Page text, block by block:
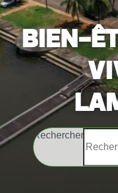
BIEN-
Rechercher